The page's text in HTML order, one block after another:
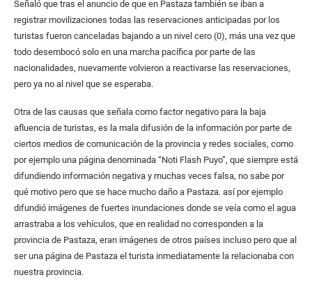
Señaló que tras el anuncio de que en Pastaza también se iban a
registrar movilizaciones todas las reservaciones anticipadas por los
turistas fueron canceladas bajando a un nivel cero (0), más una vez que
todo desembocó solo en una marcha pacífica por parte de las
nacionalidades, nuevamente volvieron a reactivarse las reservaciones,
pero ya no al nivel que se esperaba.
Otra de las causas que señala como factor negativo para la baja
afluencia de turistas, es la mala difusión de la información por parte de
ciertos medios de comunicación de la provincia y redes sociales, como
por ejemplo una página denominada “Noti Flash Puyo”, que siempre está
difundiendo información negativa y muchas veces falsa, no sabe por
qué motivo pero que se hace mucho daño a Pastaza. así por ejemplo
difundió imágenes de fuertes inundaciones donde se veía como el agua
arrastraba a los vehículos, que en realidad no corresponden a la
provincia de Pastaza, eran imágenes de otros países incluso pero que al
ser una página de Pastaza el turista inmediatamente la relacionaba con
nuestra provincia.